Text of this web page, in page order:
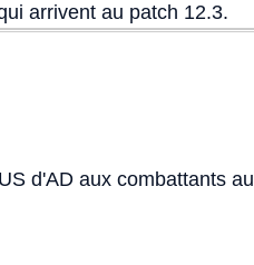
arrivent au patch 12.3.
d'AD aux combattants au